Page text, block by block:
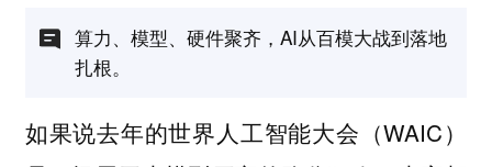
算力、模型、硬件聚齐，AI从百模大战到落地
扎根。
如果说去年的世界人工智能大会（WAIC）